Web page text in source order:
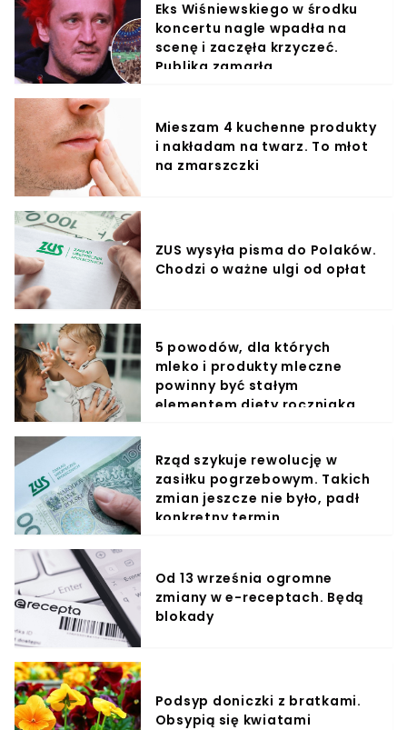
Eks Wiśniewskiego w środku
koncertu nagle wpadła na
scenę i zaczęła krzyczeć.
Publika zamarła
Mieszam 4 kuchenne produkty
i nakładam na twarz. To młot
na zmarszczki
ZUS wysyła pisma do Polaków.
Chodzi o ważne ulgi od opłat
5 powodów, dla których
mleko i produkty mleczne
powinny być stałym
elementem diety roczniaka
Rząd szykuje rewolucję w
zasiłku pogrzebowym. Takich
zmian jeszcze nie było, padł
konkretny termin
Od 13 września ogromne
zmiany w e-receptach. Będą
blokady
Podsyp doniczki z bratkami.
Obsypią się kwiatami